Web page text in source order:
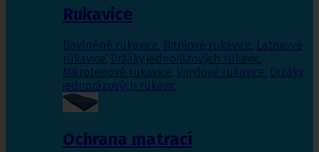
Rukavice
Bavlněné rukavice, Nitrilové rukavice, Latexové
rukavice, Držáky jednorázových rukavic,
Mikrotenové rukavice, Vinylové rukavice, Držáky
jednorázových rukavic
Ochrana matrací